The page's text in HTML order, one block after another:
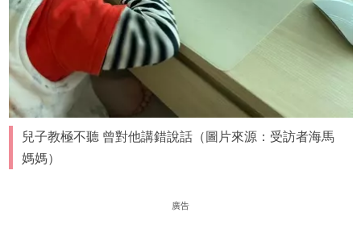
兒子教極不聽 曾對他講錯說話（圖片來源：受訪者海馬
媽媽）
廣告